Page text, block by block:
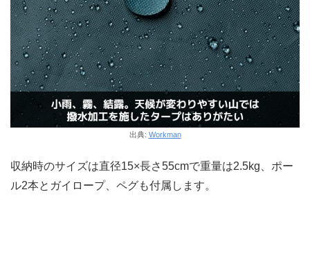
出典: Workman
収納時のサイズは直径15×長さ55cmで重量は2.5kg、ポー
ル2本とガイロープ、ペグも付属します。